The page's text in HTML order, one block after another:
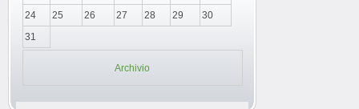
24
25 26 27 28 29
30
31
Archivio